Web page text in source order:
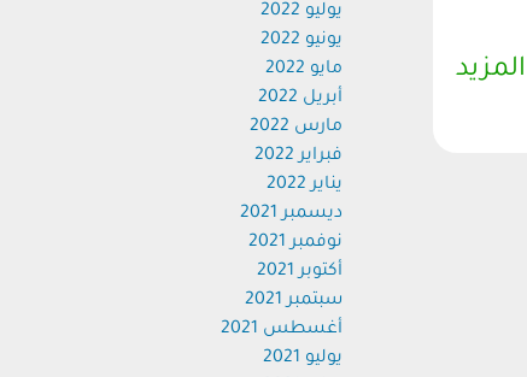
المزيد
يوليو 2022
يونيو 2022
مايو 2022
أبريل 2022
مارس 2022
فبراير 2022
يناير 2022
ديسمبر 2021
نوفمبر 2021
أكتوبر 2021
سبتمبر 2021
أغسطس 2021
يوليو 2021